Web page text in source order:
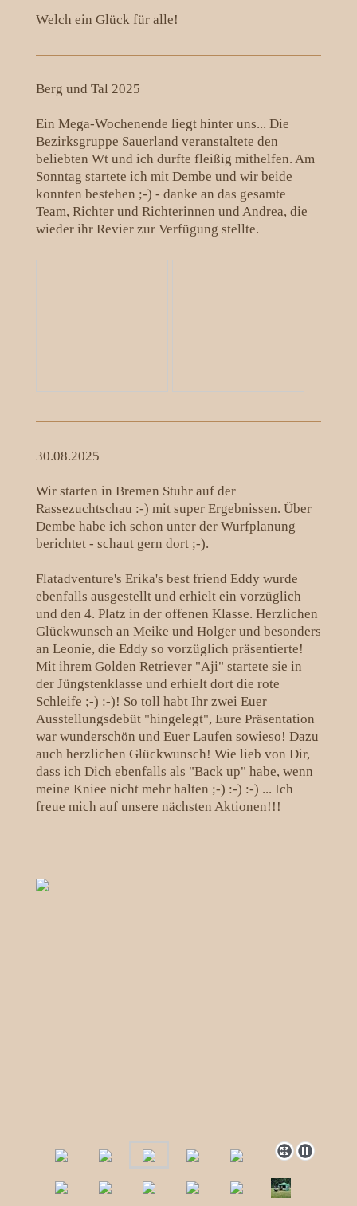
Welch ein Glück für alle!
Berg und Tal 2025
Ein Mega-Wochenende liegt hinter uns... Die
Bezirksgruppe Sauerland veranstaltete den
beliebten Wt und ich durfte fleißig mithelfen. Am
Sonntag startete ich mit Dembe und wir beide
konnten bestehen ;-) - danke an das gesamte
Team, Richter und Richterinnen und Andrea, die
wieder ihr Revier zur Verfügung stellte.
30.08.2025
Wir starten in Bremen Stuhr auf der
Rassezuchtschau :-) mit super Ergebnissen. Über
Dembe habe ich schon unter der Wurfplanung
berichtet - schaut gern dort ;-).
Flatadventure's Erika's best friend Eddy wurde
ebenfalls ausgestellt und erhielt ein vorzüglich
und den 4. Platz in der offenen Klasse. Herzlichen
Glückwunsch an Meike und Holger und besonders
an Leonie, die Eddy so vorzüglich präsentierte!
Mit ihrem Golden Retriever "Aji" startete sie in
der Jüngstenklasse und erhielt dort die rote
Schleife ;-) :-)! So toll habt Ihr zwei Euer
Ausstellungsdebüt "hingelegt", Eure Präsentation
war wunderschön und Euer Laufen sowieso! Dazu
auch herzlichen Glückwunsch! Wie lieb von Dir,
dass ich Dich ebenfalls als "Back up" habe, wenn
meine Kniee nicht mehr halten ;-) :-) :-) ... Ich
freue mich auf unsere nächsten Aktionen!!!